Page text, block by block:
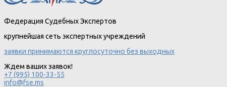
Федерация Судебных Экспертов
крупнейшая сеть экспертных учреждений
заявки принимаются круглосуточно без выходных
Ждем ваших заявок!
+7 (995) 100-33-55
info@fse.ms